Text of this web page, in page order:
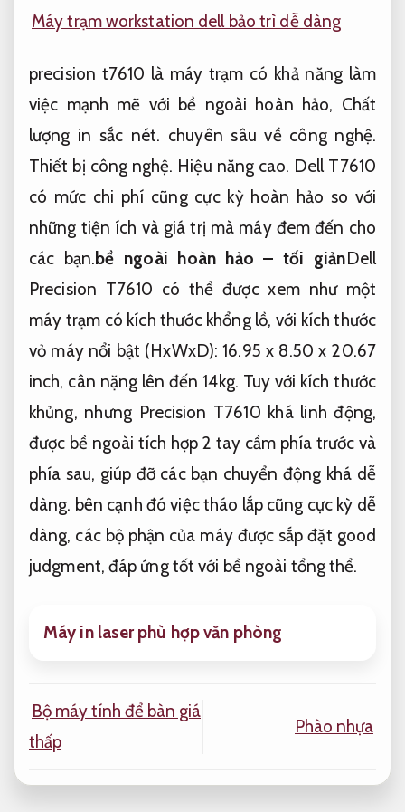
Máy trạm workstation dell bảo trì dễ dàng
precision t7610 là máy trạm có khả năng làm
việc mạnh mẽ với bề ngoài hoàn hảo, Chất
lượng in sắc nét. chuyên sâu về công nghệ.
Thiết bị công nghệ. Hiệu năng cao. Dell T7610
có mức chi phí cũng cực kỳ hoàn hảo so với
những tiện ích và giá trị mà máy đem đến cho
các bạn.bề ngoài hoàn hảo – tối giảnDell
Precision T7610 có thể được xem như một
máy trạm có kích thước khổng lồ, với kích thước
vỏ máy nổi bật (HxWxD): 16.95 x 8.50 x 20.67
inch, cân nặng lên đến 14kg. Tuy với kích thước
khủng, nhưng Precision T7610 khá linh động,
được bề ngoài tích hợp 2 tay cầm phía trước và
phía sau, giúp đỡ các bạn chuyển động khá dễ
dàng. bên cạnh đó việc tháo lắp cũng cực kỳ dễ
dàng, các bộ phận của máy được sắp đặt good
judgment, đáp ứng tốt với bề ngoài tổng thể.
Máy in laser phù hợp văn phòng
Bộ máy tính để bàn giá
thấp
Phào nhựa